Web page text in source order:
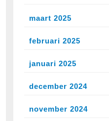
maart 2025
februari 2025
januari 2025
december 2024
november 2024